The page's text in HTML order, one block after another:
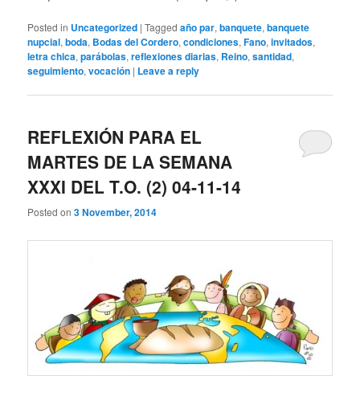
Posted in Uncategorized |Tagged año par,banquete,banquete
nupcial,boda, Bodas del Cordero,condiciones,Fano,invitados,
letra chica,parábolas,reflexiones diarias, Reino,santidad,
seguimiento,vocación | Leave a reply
REFLEXIÓN PARA EL
MARTES DE LA SEMANA
XXXI DEL T.O. (2) 04-11-14
Posted on3 November, 2014